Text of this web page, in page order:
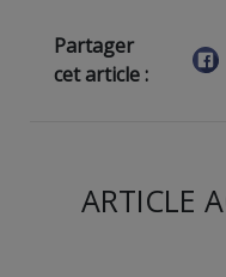
Partager
cet article :
ARTICLE